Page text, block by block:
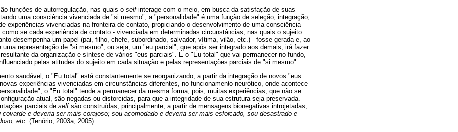
funções de autorregulação, nas quais o self interage com o meio, em busca da satisfação de suas
uma consciência vivenciada de "si mesmo", a "personalidade" é uma função de seleção, integração,
experiências vivenciadas na fronteira de contato, propiciando o desenvolvimento de uma consciência
como se cada experiência de contato - vivenciada em determinadas circunstâncias, nas quais o sujeito
desempenha um papel (pai, filho, chefe, subordinado, salvador, vítima, vilão, etc.) - fosse gerada e, ao
uma representação de "si mesmo", ou seja, um "eu parcial", que após ser integrado aos demais, irá fazer
da organização e síntese de vários "eus parciais". É o "Eu total" que vai permanecer no fundo,
pelas atitudes do sujeito em cada situação e pelas representações parciais de "si mesmo".
saudável, o "Eu total" está constantemente se reorganizando, a partir da integração de novos "eus
experiências vivenciadas em circunstâncias diferentes, no funcionamento neurótico, onde acontece
o "Eu total" tende a permanecer da mesma forma, pois, muitas experiências, que não se
atual, são negadas ou distorcidas, para que a integridade de sua estrutura seja preservada.
parciais de selfsão construídas, principalmente, a partir de mensagens bionegativas introjetadas,
covarde e deveria ser mais corajoso; sou acomodado e deveria ser mais esforçado, sou desastrado e
etc. (Tenório, 2003a; 2005).